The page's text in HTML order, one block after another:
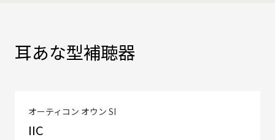
耳あな型補聴器
オーティコン オウン SI
IIC